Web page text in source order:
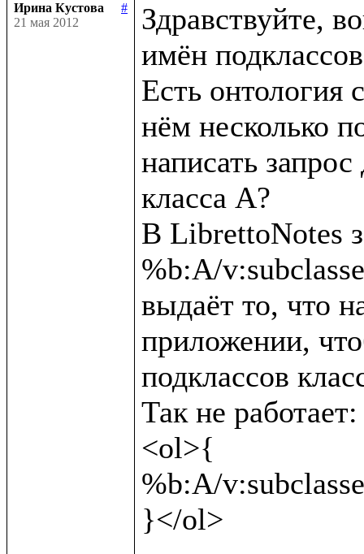
Ирина Кустова
#
21 мая 2012
Здравствуйте,
имён
Есть онтология
нём несколько
написать
класса А?
В LibrettoNotes
%b:A/
выдаёт то, что
приложении,
подклассов
Так не работает:
<ol>{
%b:A/